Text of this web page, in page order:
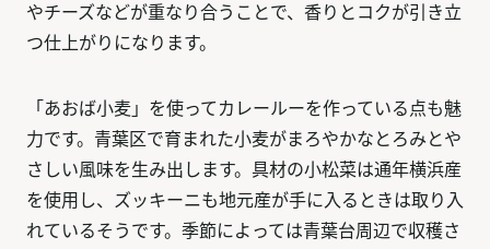
やチーズなどが重なり合うことで、香りとコクが引き立
つ仕上がりになります。
「あおば小麦」を使ってカレールーを作っている点も魅
力です。青葉区で育まれた小麦がまろやかなとろみとや
さしい風味を生み出します。具材の小松菜は通年横浜産
を使用し、ズッキーニも地元産が手に入るときは取り入
れているそうです。季節によっては青葉台周辺で収穫さ